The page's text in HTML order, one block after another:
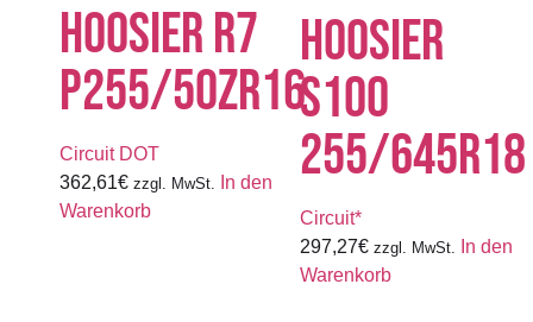
HOOSIER R7
P255/50ZR16
Circuit DOT
362,61€ zzgl. MwSt.
In den
Warenkorb
HOOSIER
S100
255/645R18
Circuit*
297,27€ zzgl. MwSt.
In den
Warenkorb